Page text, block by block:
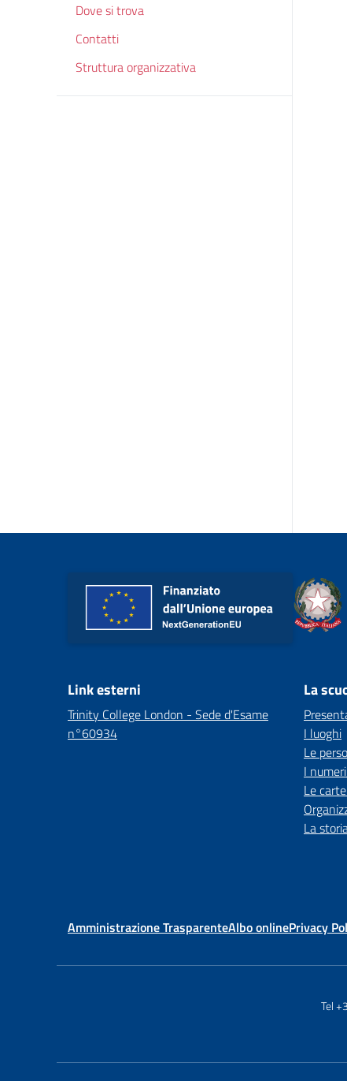
Dove si trova
Contatti
Struttura organizzativa
Link esterni
Trinity College London - Sede d'Esame
n°60934
La
I luoghi
Le
I
Le
La
Amministrazione TrasparenteAlbo onlinePrivacy
Tel